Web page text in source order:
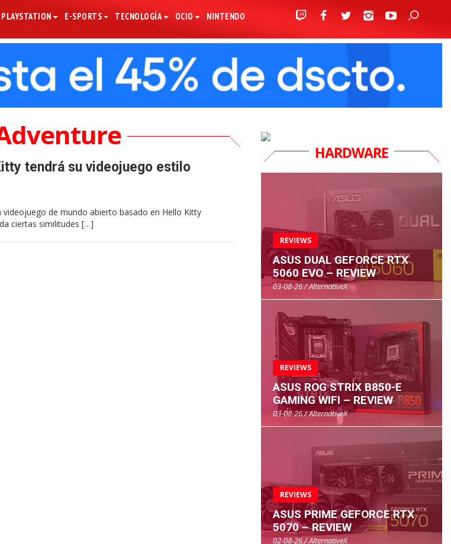
PLAYSTATION E-SPORTS TECNOLOGÍA OCIO NINTENDO
tendrá su videojuego estilo
videojuego de mundo abierto basado en Hello Kitty
ciertas similitudes […]
HARDWARE
REVIEWS
ASUS DUAL GEFORCE RTX
5060 EVO – REVIEW
03-08-26 / AlternativeX
REVIEWS
ASUS ROG STRIX B850-E
GAMING WIFI – REVIEW
03-08-26 / AlternativeX
REVIEWS
ASUS PRIME GEFORCE RTX
5070 – REVIEW
02-08-26 / AlternativeX